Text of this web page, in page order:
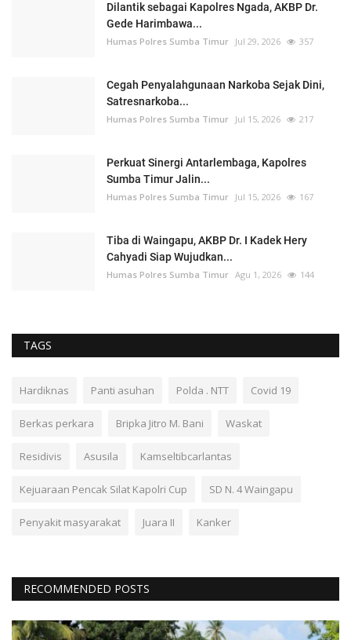
Dilantik sebagai Kapolres Ngada, AKBP Dr.
Gede Harimbawa...
Humas Polres Sumba Timur Jul 29, 2026 357
Cegah Penyalahgunaan Narkoba Sejak Dini,
Satresnarkoba...
Humas Polres Sumba Timur Jul 15, 2026 217
Perkuat Sinergi Antarlembaga, Kapolres
Sumba Timur Jalin...
Humas Polres Sumba Timur Jul 15, 2026 167
Tiba di Waingapu, AKBP Dr. I Kadek Hery
Cahyadi Siap Wujudkan...
Humas Polres Sumba Timur Agu 1, 2026 144
TAGS
Hardiknas Panti asuhan Polda . NTT Covid 19
Berkas perkara Bripka Jitro M. Bani Waskat
Residivis Asusila Kamseltibcarlantas
Kejuaraan Pencak Silat Kapolri Cup SD N. 4 Waingapu
Penyakit masyarakat Juara II Kanker
RECOMMENDED POSTS